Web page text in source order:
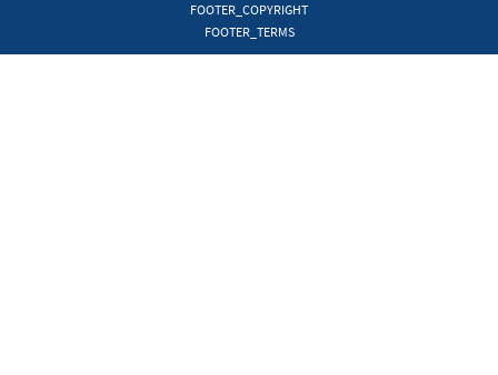
FOOTER_COPYRIGHT
FOOTER_TERMS